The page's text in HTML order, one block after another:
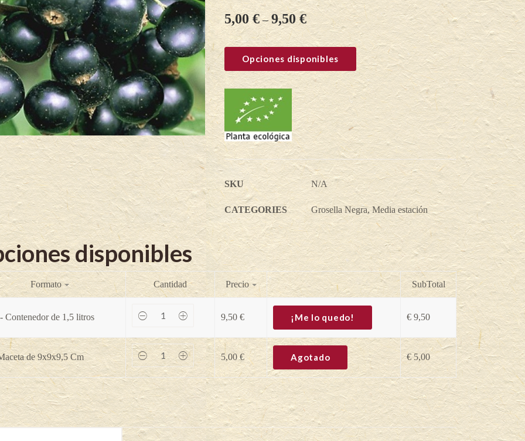
5,00€–9,50€
Opciones disponibles
SKU N/A
CATEGORIES Grosella Negra, Media estación
disponibles
Formato Cantidad Precio SubTotal
Contenedor de 1,5 litros
Grosella
negra
-
Ribes
nigrum
quantity
9,50 € ¡Me lo quedo! € 9,50
de 9x9x9,5 Cm
Grosella
negra
Titania
-
Ribes
nigrum
quantity
5,00€ Agotado €5,00